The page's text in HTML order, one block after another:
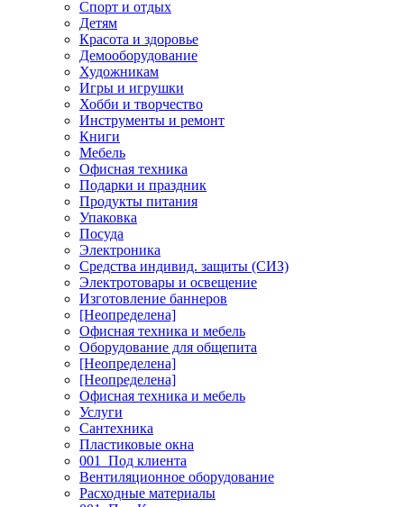
Спорт и отдых
Детям
Красота и здоровье
Демооборудование
Художникам
Игры и игрушки
Хобби и творчество
Инструменты и ремонт
Книги
Мебель
Офисная техника
Подарки и праздник
Продукты питания
Упаковка
Посуда
Электроника
Средства индивид. защиты (СИЗ)
Электротовары и освещение
Изготовление баннеров
[Неопределена]
Офисная техника и мебель
Оборудование для общепита
[Неопределена]
[Неопределена]
Офисная техника и мебель
Услуги
Сантехника
Пластиковые окна
001_Под клиента
Вентиляционное оборудование
Расходные материалы